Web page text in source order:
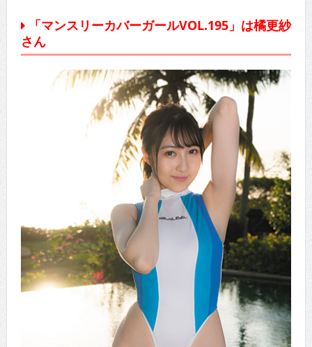
「マンスリーカバーガールVOL.195」は橘更紗
さん